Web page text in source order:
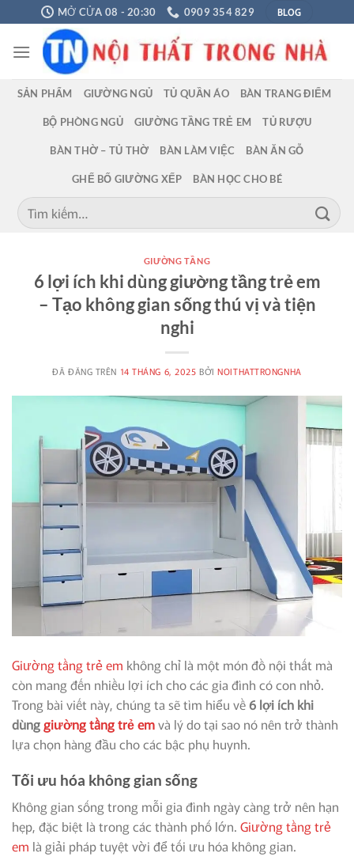
Chuyển
đến
nội
MỞ CỬA 08 - 20:30 0909 354 829 BLOG
SẢN PHẨM GIƯỜNG NGỦ TỦ QUẦN ÁO BÀN TRANG ĐIỂM
BỘ PHÒNG NGỦ GIƯỜNG TẦNG TRẺ EM TỦ RƯỢU
BÀN THỜ – TỦ THỜ BÀN LÀM VIỆC BÀN ĂN GỖ
GHẾ BỐ GIƯỜNG XẾP BÀN HỌC CHO BÉ
Tìm
kiếm:
GIƯỜNG TẦNG
6 lợi ích khi dùng giường tầng trẻ em
– Tạo không gian sống thú vị và tiện
nghi
ĐÃ ĐĂNG TRÊN 14 THÁNG 6, 2025 BỞINOITHATTRONGNHA
Giường tầng trẻ em không chỉ là một món đồ nội thất mà
còn mang đến nhiều lợi ích cho các gia đình có con nhỏ.
Trong bài viết này, chúng ta sẽ tìm hiểu về6 lợi ích khi
dùnggiường tầng trẻ emvà lý do tại sao nó nên trở thành
lựa chọn hàng đầu cho các bậc phụ huynh.
Tối ưu hóa không gian sống
Không gian sống trong mỗi gia đình ngày càng trở nên hạn
hẹp, đặc biệt là trong các thành phố lớn. Giường tầng trẻ
em là giải pháp tuyệt vời để tối ưu hóa không gian.